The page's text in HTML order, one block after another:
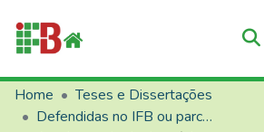
Communities & Collections
All of RIIFB
Home
Teses e Dissertações
Defendidas no IFB ou parceiros